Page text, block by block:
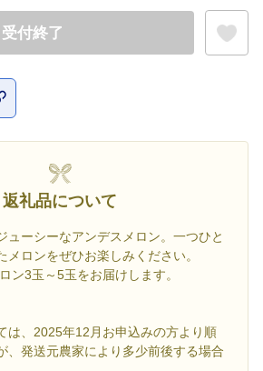
受付終了
返礼品について
ューシーなアンデスメロン。一つひと
メロンをぜひお楽しみください。
ン3玉～5玉をお届けします。
は、2025年12月お申込みの方より順
、発送元農家により多少前後する場合